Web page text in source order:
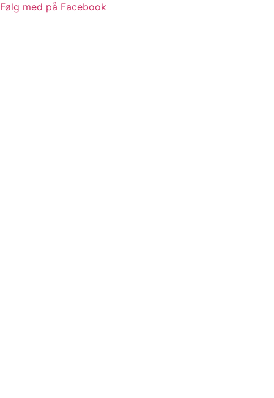
Følg med på Facebook